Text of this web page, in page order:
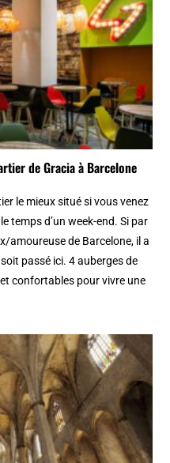
de Gracia à Barcelone
le mieux situé si vous venez
temps d’un week-end. Si par
amoureuse de Barcelone, il a
passé ici. 4 auberges de
confortables pour vivre une